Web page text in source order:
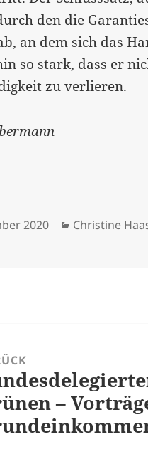
den die
an dem sich das
so stark, dass er
zu verlieren.
2020 Kategorien
Christine
–